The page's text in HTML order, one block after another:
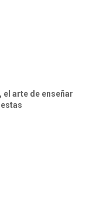
el arte de enseñar